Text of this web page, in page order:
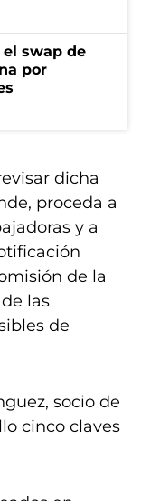
swap de
por
dicha
proceda a
y a
de la
las
de
socio de
cinco claves